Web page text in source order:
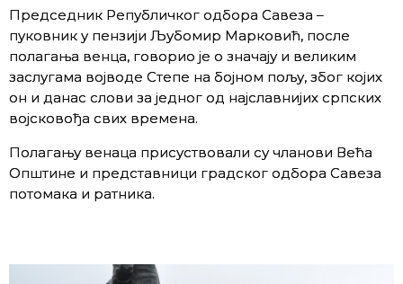
Председник Републичког одбора Савеза –
пуковник у пензији Љубомир Марковић, после
полагања венца, говорио је о значају и великим
заслугама војводе Степе на бојном пољу, због којих
он и данас слови за једног од најславнијих српских
војсковођа свих времена.
Полагању венаца присуствовали су чланови Већа
Општине и представници градског одбора Савеза
потомака и ратника.